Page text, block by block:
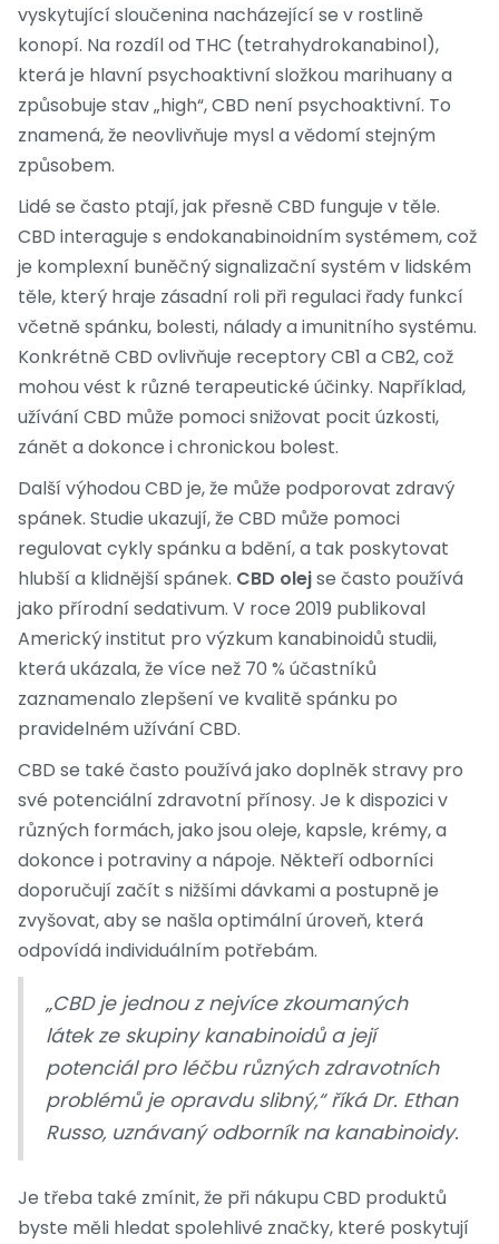
vyskytující sloučenina nacházející se v rostlině
konopí. Na rozdíl od THC (tetrahydrokanabinol),
která je hlavní psychoaktivní složkou marihuany a
způsobuje stav „high“, CBD není psychoaktivní. To
znamená, že neovlivňuje mysl a vědomí stejným
způsobem.
Lidé se často ptají, jak přesně CBD funguje v těle.
CBD interaguje s endokanabinoidním systémem, což
je komplexní buněčný signalizační systém v lidském
těle, který hraje zásadní roli při regulaci řady funkcí
včetně spánku, bolesti, nálady a imunitního systému.
Konkrétně CBD ovlivňuje receptory CB1 a CB2, což
mohou vést k různé terapeutické účinky. Například,
užívání CBD může pomoci snižovat pocit úzkosti,
zánět a dokonce i chronickou bolest.
Další výhodou CBD je, že může podporovat zdravý
spánek. Studie ukazují, že CBD může pomoci
regulovat cykly spánku a bdění, a tak poskytovat
hlubší a klidnější spánek. CBD olejse často používá
jako přírodní sedativum. V roce 2019 publikoval
Americký institut pro výzkum kanabinoidů studii,
která ukázala, že více než 70 % účastníků
zaznamenalo zlepšení ve kvalitě spánku po
pravidelném užívání CBD.
CBD se také často používá jako doplněk stravy pro
své potenciální zdravotní přínosy. Je k dispozici v
různých formách, jako jsou oleje, kapsle, krémy, a
dokonce i potraviny a nápoje. Někteří odborníci
doporučují začít s nižšími dávkami a postupně je
zvyšovat, aby se našla optimální úroveň, která
odpovídá individuálním potřebám.
„CBD je jednou z nejvíce zkoumaných
látek ze skupiny kanabinoidů a její
potenciál pro léčbu různých zdravotních
problémů je opravdu slibný,“ říká Dr. Ethan
Russo, uznávaný odborník na kanabinoidy.
Je třeba také zmínit, že při nákupu CBD produktů
byste měli hledat spolehlivé značky, které poskytují